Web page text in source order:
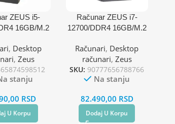
ZEUS i5-
16GB/M.2
, Desktop
,Zeus
stanju
RSD
U Korpu
Računar ZEUS i7-
12700/DDR4 16GB/M.2
Računari, Desktop
računari, Zeus
SKU: 90777656788766
Na stanju
82.490,00 RSD
Dodaj U Korpu